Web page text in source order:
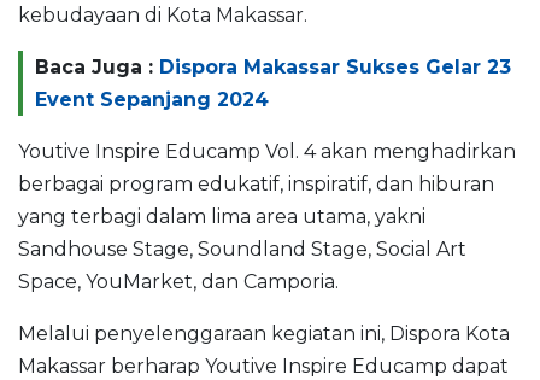
kebudayaan di Kota Makassar.
Baca Juga : Dispora Makassar Sukses Gelar 23
Event Sepanjang 2024
Youtive Inspire Educamp Vol. 4 akan menghadirkan
berbagai program edukatif, inspiratif, dan hiburan
yang terbagi dalam lima area utama, yakni
Sandhouse Stage, Soundland Stage, Social Art
Space, YouMarket, dan Camporia.
Melalui penyelenggaraan kegiatan ini, Dispora Kota
Makassar berharap Youtive Inspire Educamp dapat